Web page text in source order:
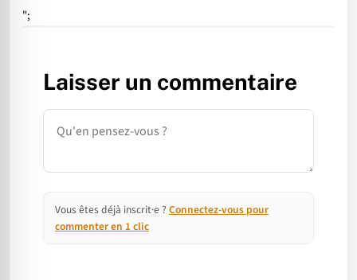
";
Laisser un commentaire
Commentaire
Vous êtes déjà inscrit·e ? Connectez-vous pour
commenter en 1 clic